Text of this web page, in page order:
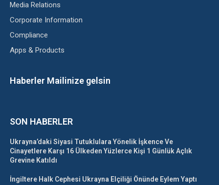
Media Relations
Corporate Information
Compliance
Apps & Products
Haberler Mailinize gelsin
SON HABERLER
Ukrayna’daki Siyasi Tutuklulara Yönelik İşkence Ve
Cinayetlere Karşı 16 Ülkeden Yüzlerce Kişi 1 Günlük Açlık
Grevine Katıldı
İngiltere Halk Cephesi Ukrayna Elçiliği Önünde Eylem Yaptı